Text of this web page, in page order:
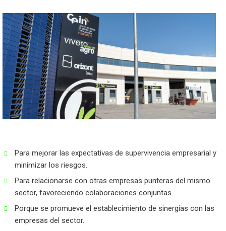
Para mejorar las expectativas de supervivencia empresarial y
minimizar los riesgos.
Para relacionarse con otras empresas punteras del mismo
sector, favoreciendo colaboraciones conjuntas.
Porque se promueve el establecimiento de sinergias con las
empresas del sector.